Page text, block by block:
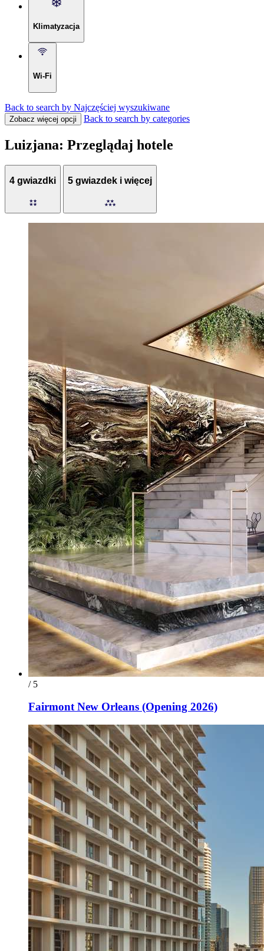
Klimatyzacja
Wi-Fi
Back to search by Najczęściej wyszukiwane
Zobacz więcej opcji Back to search by categories
Luizjana: Przeglądaj hotele
4 gwiazdki 5 gwiazdek i więcej
/ 5
Fairmont New Orleans (Opening 2026)